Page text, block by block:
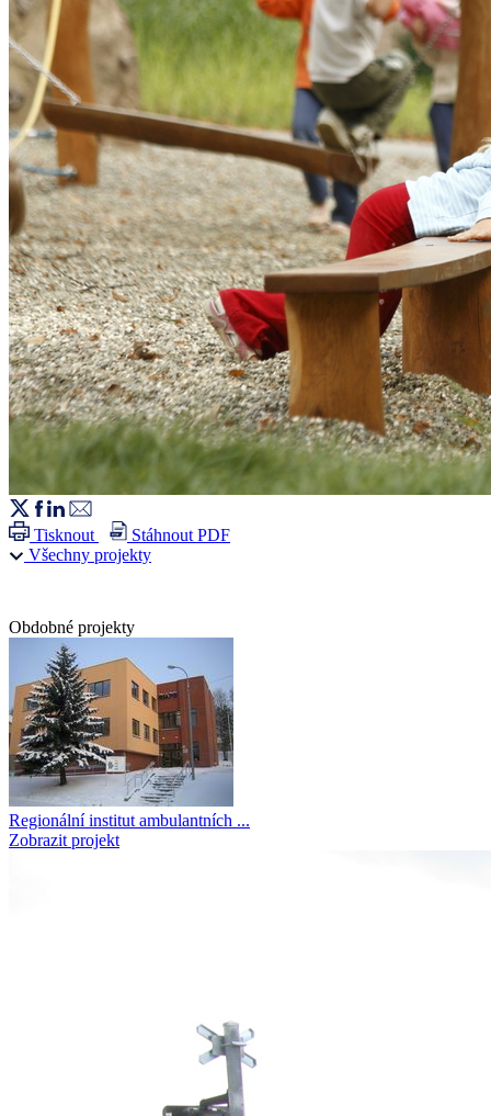
Tisknout
Stáhnout PDF
Všechny projekty
Obdobné projekty
Regionální institut ambulantních ...
Zobrazit projekt